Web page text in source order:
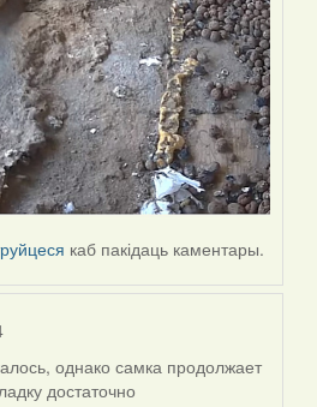
каб пакідаць каментары.
однако самка продолжает
достаточно